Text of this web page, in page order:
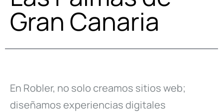
Gran Canaria
En Robler, no solo creamos sitios web;
diseñamos experiencias digitales